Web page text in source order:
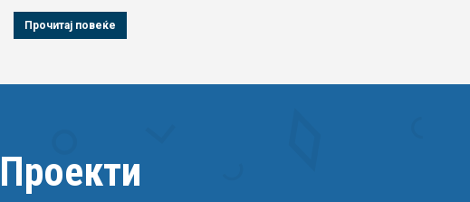
Прочитај повеќе
Проекти